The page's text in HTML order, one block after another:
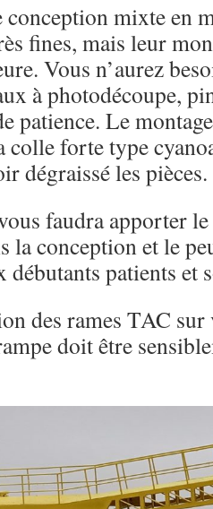
conception mixte en
fines, mais leur
Vous n’aurez
à photodécoupe,
patience. Le
colle forte type
dégraissé les pièces.
faudra apporter
la conception et le
débutants patients et
des rames TAC sur
doit être